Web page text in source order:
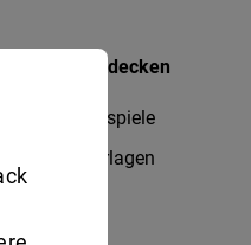
Entdecken
Beispiele
Vorlagen